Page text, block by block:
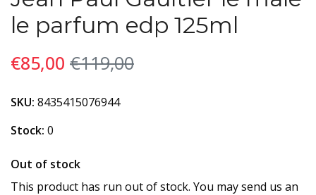
le parfum edp 125ml
€85,00 €119,00
SKU: 8435415076944
Stock: 0
Out of stock
This product has run out of stock. You may send us an